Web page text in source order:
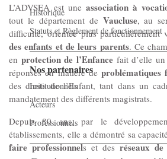
Historique
Statuts et Règlement de fonctionnement
Nos partenaires
Institutionnels
Acteurs
Professionnels
L’ADVSEA est une association à
tout le département de Vaucluse, au
difficulté, orientée plus particulièrement
des enfants et de leurs parents. Ce
en protection de l’Enfancefait d’elle un
réponses en matière de problématiques
des droits de l’Enfant, tant dans un
mandatement des différents magistrats.
Depuis 80 ans, par le
établissements, elle a démontré sa
faire professionnels et desréseaux